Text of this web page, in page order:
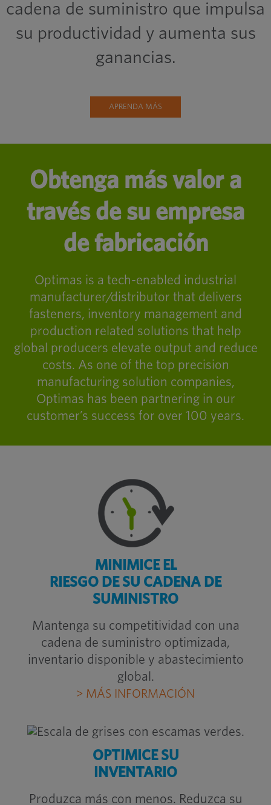
cadena de suministro que impulsa
su productividad y aumenta sus
ganancias.
APRENDA MÁS
Obtenga más valor a
través de su empresa
de fabricación
Optimas is a tech-enabled industrial
manufacturer/distributor that delivers
fasteners, inventory management and
production related solutions that help
global producers elevate output and reduce
costs. As one of the top precision
manufacturing solution companies,
Optimas has been partnering in our
customer’s success for over 100 years.
MINIMICE EL
RIESGO DE SU CADENA DE
SUMINISTRO
Mantenga su competitividad con una
cadena de suministro optimizada,
inventario disponible y abastecimiento
global.
> MÁS INFORMACIÓN
OPTIMICE SU
INVENTARIO
Produzca más con menos. Reduzca su